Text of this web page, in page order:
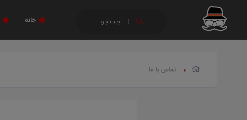
جستجو خانه
تماس با ما